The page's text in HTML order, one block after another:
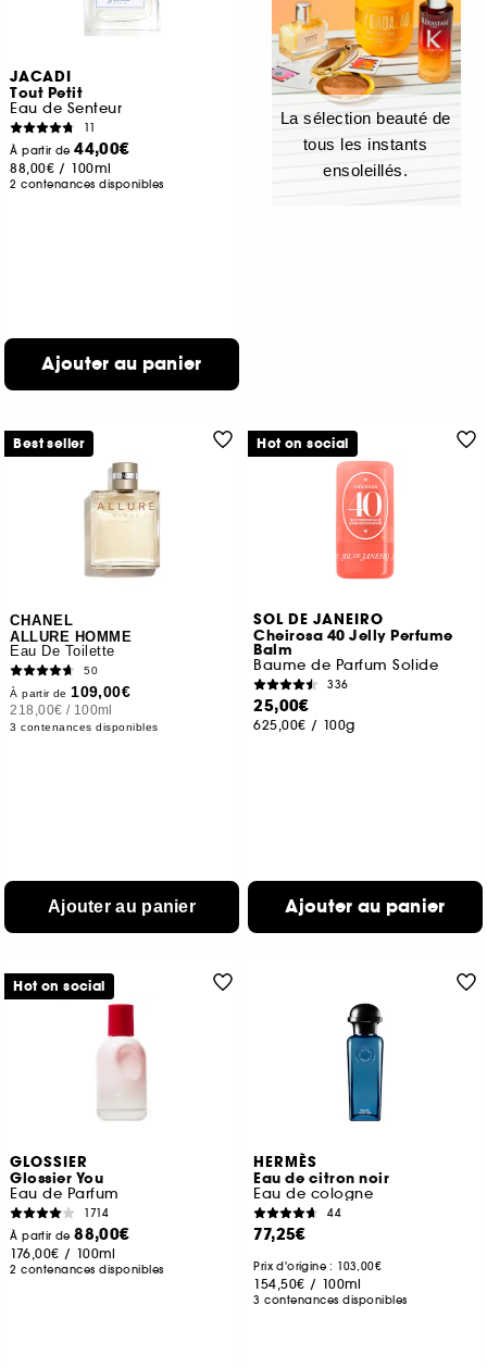
JACADI
Tout Petit
Eau de Senteur
11
À partir de44,00€
88,00€ / 100ml
2 contenances disponibles
Ajouter au panier
La sélection beauté de
tous les instants
ensoleillés.
CHANEL
ALLURE HOMME
Eau De Toilette
50
À partir de 109,00€
218,00€ / 100ml
3 contenances disponibles
Ajouter au panier
Best seller
SOL DE JANEIRO
Cheirosa 40 Jelly Perfume
Balm
Baume de Parfum Solide
336
25,00€
625,00€ / 100g
Ajouter au panier
Hot on social
GLOSSIER
Glossier You
Eau de Parfum
1714
À partir de88,00€
176,00€ / 100ml
2 contenances disponibles
Hot on social
HERMÈS
Eau de citron noir
Eau de cologne
44
77,25€
Prix d'origine : 103,00€
154,50€ / 100ml
3 contenances disponibles